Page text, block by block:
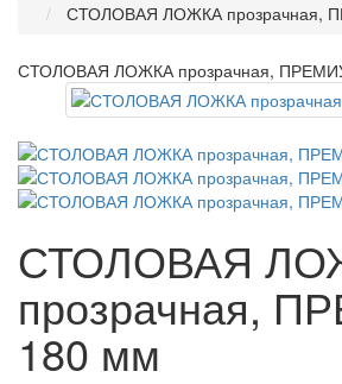
СТОЛОВАЯ ЛОЖКА прозрачная,
СТОЛОВАЯ ЛОЖКА прозрачная,
СТОЛОВАЯ
прозрачная,
180 мм